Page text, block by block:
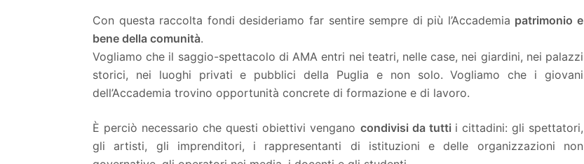
Con questa raccolta fondi desideriamo far sentire sempre di più l’Accademia patrimonio e
bene della comunità.
Vogliamo che il saggio-spettacolo di AMA entri nei teatri, nelle case, nei giardini, nei palazzi
storici, nei luoghi privati e pubblici della Puglia e non solo. Vogliamo che i giovani
dell’Accademia trovino opportunità concrete di formazione e di lavoro.
È perciò necessario che questi obiettivi vengano condivisi da tutti i cittadini: gli spettatori,
gli artisti, gli imprenditori, i rappresentanti di istituzioni e delle organizzazioni non